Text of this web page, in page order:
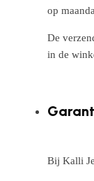
op
De
in de
Bij Kalli